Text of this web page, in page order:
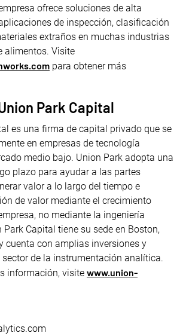
ofrece soluciones de alta
de inspección, clasificación
extraños en muchas industrias
alimentos. Visite
para obtener más
Park Capital
es una firma de capital privado que se
en empresas de tecnología
medio bajo. Union Park adopta una
plazo para ayudar a las partes
valor a lo largo del tiempo e
de valor mediante el crecimiento
no mediante la ingeniería
Capital tiene su sede en Boston,
cuenta con amplias inversiones y
sector de la instrumentación analítica.
información, visite www.union-